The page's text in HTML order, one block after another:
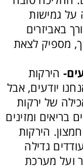
על גמישות
באביזרים
מספיק לצאת
הירקות
יודעים, אבל
של ירקות
בריאים ומזינים
חמצון. הירקות
גדילה
ועל מערכת